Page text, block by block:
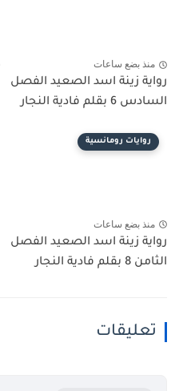
منذ بضع ساعات
رواية زينة اسد الصعيد الفصل
السادس 6 بقلم فادية النجار
روايات رومانسية
منذ بضع ساعات
رواية زينة اسد الصعيد الفصل
الثامن 8 بقلم فادية النجار
تعليقات